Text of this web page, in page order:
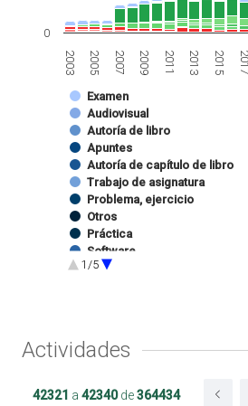
Examen
Audiovisual
Autoría de libro
Apuntes
Autoría de capítulo de libro
Trabajo de asignatura
Problema, ejercicio
Otros
Práctica
Software
Ejercicio de prácticas
Autoría de capítulo de
Website
1/5
2003 2005 2007 2009 2011 2013 2015 2017
0
Actividades
42321 a 42340de364434